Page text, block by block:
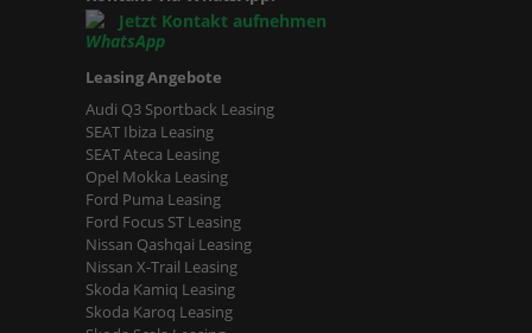
Jetzt Kontakt aufnehmen
Leasing Angebote
Audi Q3 Sportback Leasing
SEAT Ibiza Leasing
SEAT Ateca Leasing
Opel Mokka Leasing
Ford Puma Leasing
Ford Focus ST Leasing
Nissan Qashqai Leasing
Nissan X-Trail Leasing
Skoda Kamiq Leasing
Skoda Karoq Leasing